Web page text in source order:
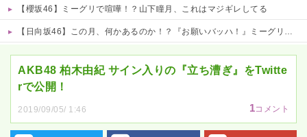
【櫻坂46】ミーグリで喧嘩！？山下瞳月、これはマジギレしてる
【日向坂46】この月、何かあるのか！？『お願いバッハ！』ミーグリ日程がこちら
AKB48 柏木由紀 サイン入りの『立ち漕ぎ』をTwitte
rで公開！
2019/09/05/ 1:46 1コメント